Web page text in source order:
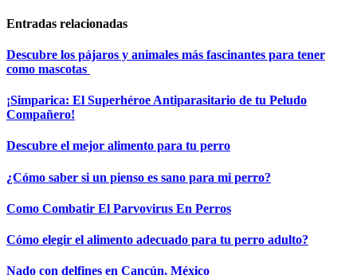
Entradas relacionadas
Descubre los pájaros y animales más fascinantes para tener
como mascotas
¡Simparica: El Superhéroe Antiparasitario de tu Peludo
Compañero!
Descubre el mejor alimento para tu perro
¿Cómo saber si un pienso es sano para mi perro?
Como Combatir El Parvovirus En Perros
Cómo elegir el alimento adecuado para tu perro adulto?
Nado con delfines en Cancún, México